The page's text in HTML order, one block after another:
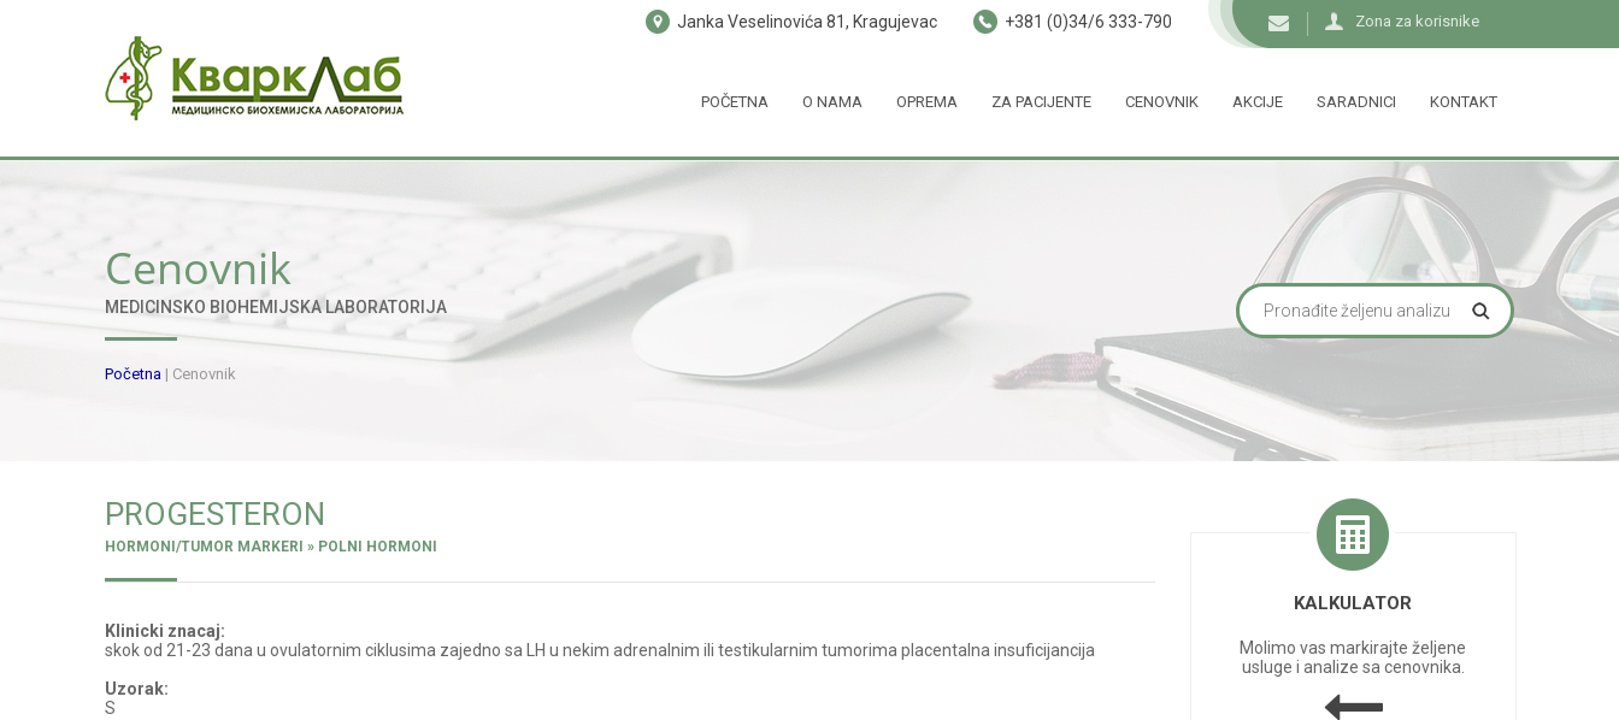
Zona za korisnike
Janka Veselinovića 81, Kragujevac +381 (0)34/6 333-790
POČETNA O NAMA OPREMA ZA PACIJENTE CENOVNIK AKCIJE SARADNICI KONTAKT
Cenovnik
MEDICINSKO BIOHEMIJSKA LABORATORIJA
Početna | Cenovnik
PROGESTERON
HORMONI/TUMOR MARKERI » POLNI HORMONI
Klinicki znacaj:
skok od 21-23 dana u ovulatornim ciklusima zajedno sa LH u nekim adrenalnim ili testikularnim tumorima placentalna insuficijancija
Uzorak:
S
KALKULATOR
Molimo vas markirajte željene
usluge i analize sa cenovnika.